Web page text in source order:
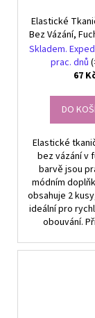
Elastické
Bez Vázání,
cm, S
2ks
Skladem.
prac. dnů
67
DO
Elastické
bez vázání v
barvě jsou
módním
obsahuje 2
ideální pro
obouvání.